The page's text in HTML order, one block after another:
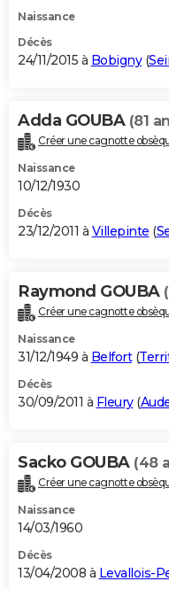
Naissance
Décès
24/11/2015 à Bobigny(
Adda GOUBA (81
Créer une cagnotte
Naissance
10/12/1930
Décès
23/12/2011 à Villepinte (
Raymond GOUBA
Créer une cagnotte
Naissance
31/12/1949 à Belfort(
Décès
30/09/2011 à Fleury(
Sacko GOUBA (48
Créer une cagnotte
Naissance
14/03/1960
Décès
13/04/2008 à Levallois-